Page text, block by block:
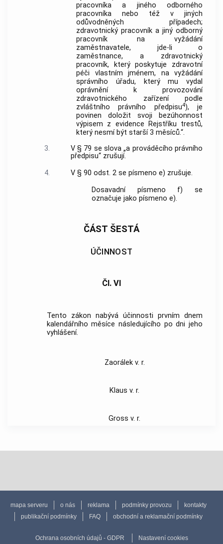
pracovníka a jiného odborného
pracovníka nebo též v jiných
odůvodněných případech;
zdravotnický pracovník a jiný odborný
pracovník na vyžádání
zaměstnavatele, jde-li o
zaměstnance, a zdravotnický
pracovník, který poskytuje zdravotní
péči vlastním jménem, na vyžádání
správního úřadu, který mu vydal
oprávnění k provozování
zdravotnického zařízení podle
zvláštního právního předpisu4), je
povinen doložit svoji bezúhonnost
výpisem z evidence Rejstříku trestů,
který nesmí být starší 3 měsíců.“.
3.
V § 79 se slova „a prováděcího právního
předpisu“ zrušují.
4.
V § 90 odst. 2 se písmeno e) zrušuje.
Dosavadní písmeno f) se
označuje jako písmeno e).
ČÁST ŠESTÁ
ÚČINNOST
Čl. VI
Tento zákon nabývá účinnosti prvním dnem
kalendářního měsíce následujícího po dni jeho
vyhlášení.
Zaorálek v. r.
Klaus v. r.
Gross v. r.
mapa serveru o nás reklama podmínky provozu
kontakty
publikační podmínky
FAQ obchodní a reklamační podmínky
Ochrana osobních údajů - GDPR Nastavení cookies